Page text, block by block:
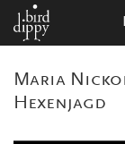
Maria
Hexenjagd